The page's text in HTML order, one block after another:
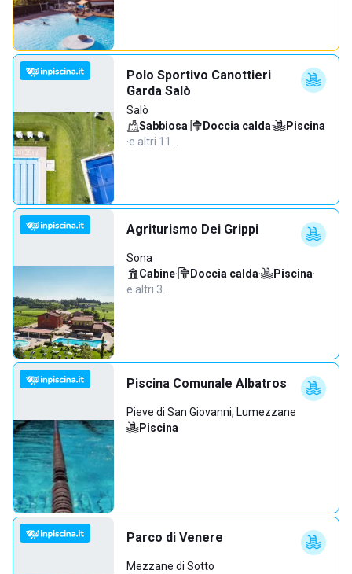
Polo Sportivo Canottieri
Garda Salò
Salò
Sabbiosa· Doccia calda·
Piscina
·e altri 11…
Agriturismo Dei Grippi
Sona
Cabine· Doccia calda· Piscina·
e altri 3…
Piscina Comunale Albatros
Pieve di San Giovanni, Lumezzane
Piscina
Parco di Venere
Mezzane di Sotto